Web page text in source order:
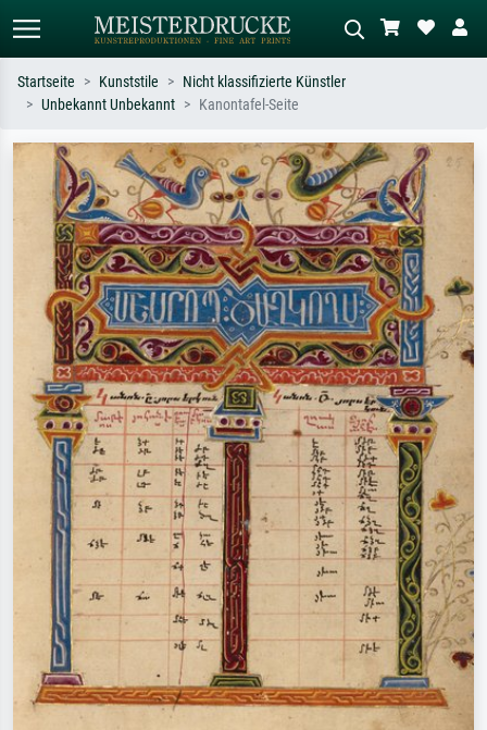
Suchen Sie nach Künstlern, Werktiteln
oder Stilen – z.B. Monet,
Sternennacht, Impressionismus, Welle
Hokusai, Akt.
Beschreiben Sie die Szene – z.B. Grüne
Wiese, Abstrakt mit viel Rot, Dunkles
Ölgemälde, Stehender Akt neben einem
Baum.
Startseite Kunststile
Nicht klassifizierte Künstler
Unbekannt Unbekannt
Kanontafel-Seite